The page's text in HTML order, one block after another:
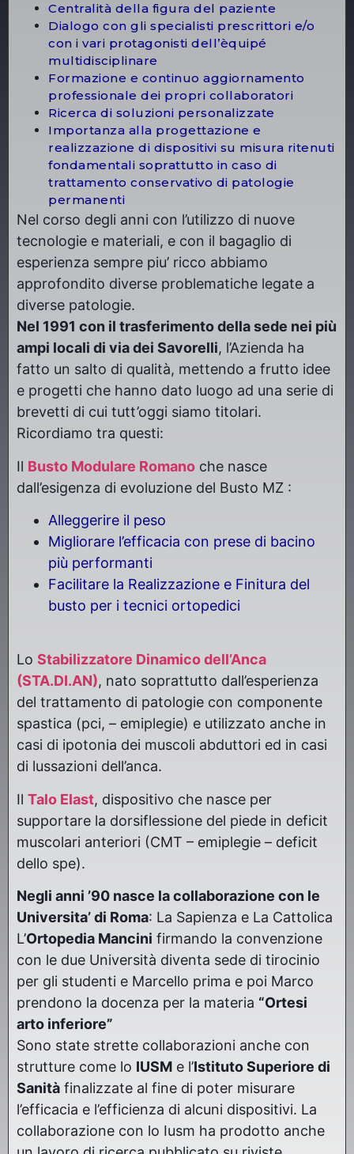
Centralità della figura del paziente
Dialogo con gli specialisti prescrittori e/o
con i vari protagonisti dell’èquipé
multidisciplinare
Formazione e continuo aggiornamento
professionale dei propri collaboratori
Ricerca di soluzioni personalizzate
Importanza alla progettazione e
realizzazione di dispositivi su misura ritenuti
fondamentali soprattutto in caso di
trattamento conservativo di patologie
permanenti
Nel corso degli anni con l’utilizzo di nuove
tecnologie e materiali, e con il bagaglio di
esperienza sempre piu’ ricco abbiamo
approfondito diverse problematiche legate a
diverse patologie.
Nel 1991 con il trasferimento della sede nei più
ampi locali di via dei Savorelli, l’Azienda ha
fatto un salto di qualità, mettendo a frutto idee
e progetti che hanno dato luogo ad una serie di
brevetti di cui tutt’oggi siamo titolari.
Ricordiamo tra questi:
Il Busto Modulare Romano che nasce
dall’esigenza di evoluzione del Busto MZ :
Alleggerire il peso
Migliorare l’efficacia con prese di bacino
più performanti
Facilitare la Realizzazione e Finitura del
busto per i tecnici ortopedici
Lo Stabilizzatore Dinamico dell’Anca
(STA.DI.AN), nato soprattutto dall’esperienza
del trattamento di patologie con componente
spastica (pci, – emiplegie) e utilizzato anche in
casi di ipotonia dei muscoli abduttori ed in casi
di lussazioni dell’anca.
Il Talo Elast, dispositivo che nasce per
supportare la dorsiflessione del piede in deficit
muscolari anteriori (CMT – emiplegie – deficit
dello spe).
Negli anni ’90 nasce la collaborazione con le
Universita’ di Roma: La Sapienza e La Cattolica
L’Ortopedia Mancini firmando la convenzione
con le due Università diventa sede di tirocinio
per gli studenti e Marcello prima e poi Marco
prendono la docenza per la materia “Ortesi
arto inferiore”
Sono state strette collaborazioni anche con
strutture come lo IUSM e l’Istituto Superiore di
Sanità finalizzate al fine di poter misurare
l’efficacia e l’efficienza di alcuni dispositivi. La
collaborazione con lo Iusm ha prodotto anche